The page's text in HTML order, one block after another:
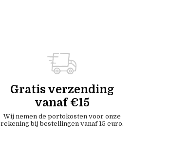
Gratis verzending
vanaf €15
Wij nemen de portokosten voor onze
rekening bij bestellingen vanaf 15 euro.